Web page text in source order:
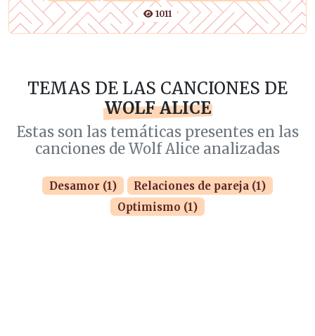
1011
TEMAS DE LAS CANCIONES DE
WOLF ALICE
Estas son las temáticas presentes en las
canciones de Wolf Alice analizadas
Desamor (1)
Relaciones de pareja (1)
Optimismo (1)